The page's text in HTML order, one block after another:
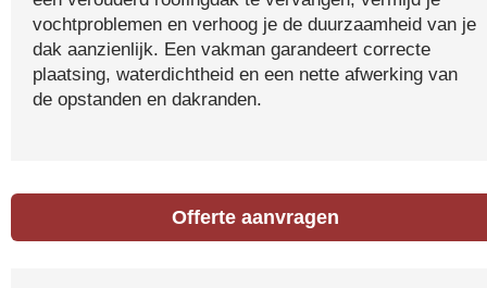
vochtproblemen en verhoog je de duurzaamheid van je
dak aanzienlijk. Een vakman garandeert correcte
plaatsing, waterdichtheid en een nette afwerking van
de opstanden en dakranden.
Offerte aanvragen